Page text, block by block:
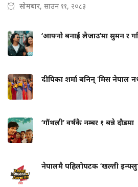
सोमबार, साउन ११, २०८३
‘आफ्नो बनाई लैजाउ’मा सुमन र
दीपिका शर्मा बनिन् ‘मिस नेपाल
‘गौंथली’ वर्षकै नम्बर १ बन्ने दौडमा
नेपालमै पहिलोपटक ‘खल्ती